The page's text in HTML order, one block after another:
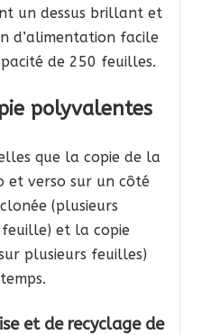
un dessus brillant et
d’alimentation facile
de 250 feuilles.
polyvalentes
que la copie de la
et verso sur un côté
(plusieurs
feuille) et la copie
plusieurs feuilles)
et de recyclage de